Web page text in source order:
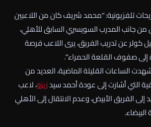
تلفزيونية: “محمد شريف كان من اللاعبين
من جانب المدرب السويسري السابق للأهلي،
كولر عن تدريب الفريق، يرى اللاعب فرصة
صفوف القلعة الحمراء”.
الساعات القليلة الماضية، العديد من
التي أشارت إلى عودة أحمد سيدزيزو، لاعب
إلى الفريق الأبيض، وعدم الانتقال إلى الأهلي